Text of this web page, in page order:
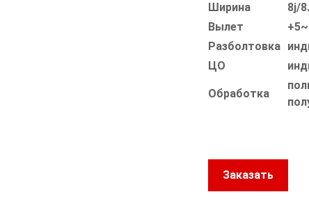
Ширина
8j/
Вылет
Разболтовка
ЦО
Обработка
Заказать